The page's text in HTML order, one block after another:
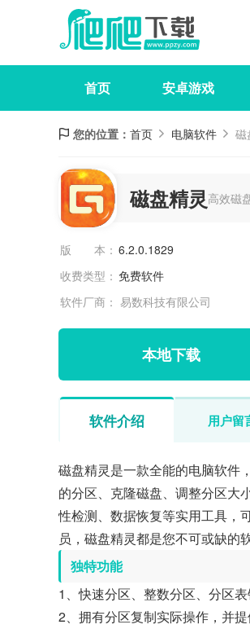
首页 安卓游戏
您的位置： 首页 电脑软件 磁
磁盘精灵 高效磁
版 本： 6.2.0.1829
收费类型： 免费软件
软件厂商： 易数科技有限公司
本地下载
软件介绍 用户留
磁盘精灵是一款全能的电脑软件
的分区、克隆磁盘、调整分区大
性检测、数据恢复等实用工具，
员，磁盘精灵都是您不可或缺的
独特功能
1、快速分区、整数分区、分区
2、拥有分区复制实际操作，并